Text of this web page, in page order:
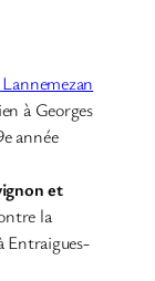
à Georges
année
et
la
Entraigues-